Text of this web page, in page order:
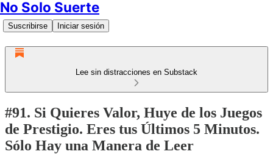
No Solo Suerte
Suscribirse Iniciar sesión
Lee sin distracciones en Substack
#91. Si Quieres Valor, Huye de los Juegos
de Prestigio. Eres tus Últimos 5 Minutos.
Sólo Hay una Manera de Leer